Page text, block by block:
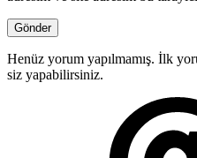
Henüz yorum yapılmamış. İlk
siz yapabilirsiniz.